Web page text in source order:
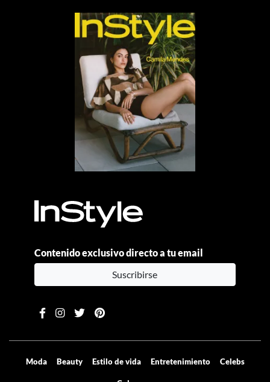
Contenido exclusivo directo a tu email
Suscribirse
Moda Beauty Estilo de vida Entretenimiento Celebs